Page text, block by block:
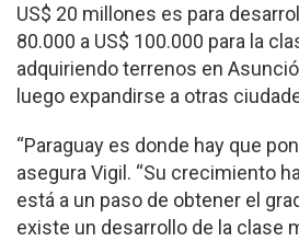
US$ 20 millones es para
80.000 a US$ 100.000 para la
adquiriendo terrenos en
luego expandirse a otras
“Paraguay es donde hay que
asegura Vigil. “Su crecimiento
está a un paso de obtener el
existe un desarrollo de la clase